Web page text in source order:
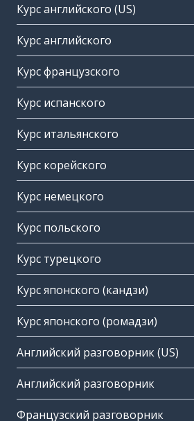
Курс английского (US)
Курс английского
Курс французского
Курс испанского
Курс итальянского
Курс корейского
Курс немецкого
Курс польского
Курс турецкого
Курс японского (кандзи)
Курс японского (ромадзи)
Английский разговорник (US)
Английский разговорник
Французский разговорник